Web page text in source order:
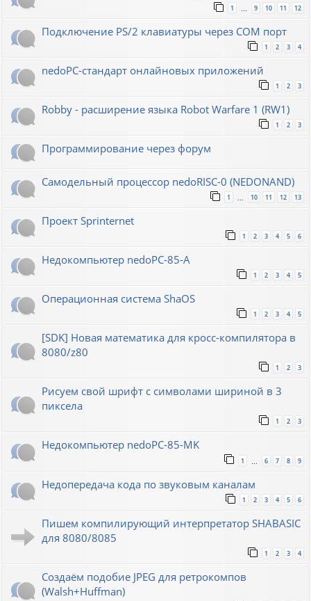
1 9 10 11 12
Подключение PS/2 клавиатуры через COM порт
1 2 3 4
nedoPC-стандарт онлайновых приложений
1 2 3
Robby - расширение языка Robot Warfare 1 (RW1)
1 2 3
Программирование через форум
Самодельный процессор nedoRISC-0 (NEDONAND)
1 10 11 12 13
Проект Sprinternet
1 2 3 4 5 6
Недокомпьютер nedoPC-85-A
1 2 3 4 5
Операционная система ShaOS
1 2 3 4 5
[SDK] Новая математика для кросс-компилятора в
8080/z80
1 2 3
Рисуем свой шрифт с символами шириной в 3
пиксела
1 2 3
Недокомпьютер nedoPC-85-MK
1 6 7 8 9
Недопередача кода по звуковым каналам
1 2 3 4 5 6
Пишем компилирующий интерпретатор SHABASIC
для 8080/8085
1 2 3 4
Создаём подобие JPEG для ретрокомпов
(Walsh+Huffman)